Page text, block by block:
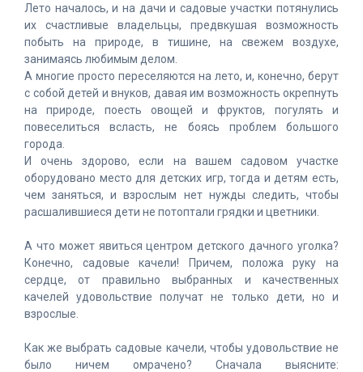
Лето началось, и на дачи и садовые участки потянулись
их счастливые владельцы, предвкушая возможность
побыть на природе, в тишине, на свежем воздухе,
занимаясь любимым делом.
А многие просто переселяются на лето, и, конечно, берут
с собой детей и внуков, давая им возможность окрепнуть
на природе, поесть овощей и фруктов, погулять и
повеселиться всласть, не боясь проблем большого
города.
И очень здорово, если на вашем садовом участке
оборудовано место для детских игр, тогда и детям есть,
чем заняться, и взрослым нет нужды следить, чтобы
расшалившиеся дети не потоптали грядки и цветники.
А что может явиться центром детского дачного уголка?
Конечно, садовые качели! Причем, положа руку на
сердце, от правильно выбранных и качественных
качелей удовольствие получат не только дети, но и
взрослые.
Как же выбрать садовые качели, чтобы удовольствие не
было ничем омрачено? Сначала выясните: